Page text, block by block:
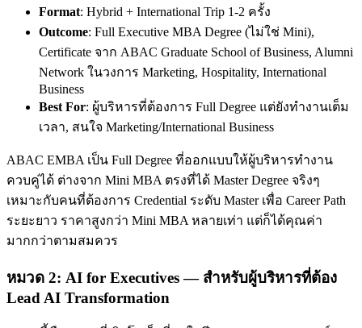
Format: Hybrid + International Trip 1-2 ครั้ง
Outcome: Full Executive MBA Degree (ไม่ใช่ Mini),
Certificate จาก ABAC Graduate School of Business, Alumni
Network ในวงการ Marketing, Hospitality, International
Business
Best For: ผู้บริหารที่ต้องการ Full Degree แต่ยังทำงานเต็ม
เวลา, สนใจ Marketing/International Business
ABAC EMBA เป็น Full Degree ที่ออกแบบให้ผู้บริหารทำงาน
ควบคู่ได้ ต่างจาก Mini MBA ตรงที่ได้ Master Degree จริงๆ
เหมาะกับคนที่ต้องการ Credential ระดับ Master เพื่อ Career Path
ระยะยาว ราคาสูงกว่า Mini MBA หลายเท่า แต่ก็ได้คุณค่า
มากกว่าตามสมควร
หมวด 2: AI for Executives — สำหรับผู้บริหารที่ต้อง
Lead AI Transformation